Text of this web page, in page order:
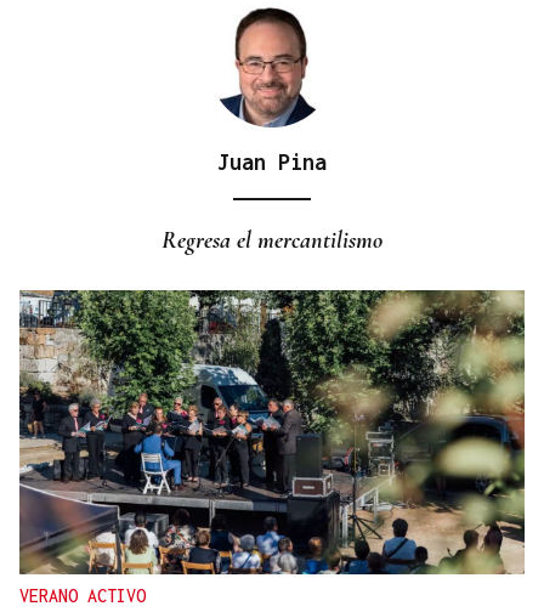
Juan Pina
Regresa el mercantilismo
VERANO ACTIVO